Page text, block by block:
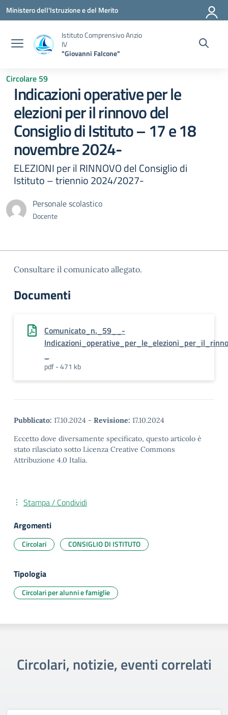
Vai ai contenuti
Vai al menu di navigazione
Vai al footer
Ministero dell'Istruzione e del Merito
Istituto Comprensivo Anzio
IV
"Giovanni Falcone"
Circolare 59
Indicazioni operative per le
elezioni per il rinnovo del
Consiglio di Istituto – 17 e 18
novembre 2024-
ELEZIONI per il RINNOVO del Consiglio di
Istituto – triennio 2024/2027-
Personale scolastico
Docente
Consultare il comunicato allegato.
Documenti
Comunicato_n._59__-
pdf - 471 kb
Pubblicato: 17.10.2024 - Revisione: 17.10.2024
Eccetto dove diversamente specificato, questo articolo è
stato rilasciato sotto Licenza Creative Commons
Attribuzione 4.0 Italia.
Stampa / Condividi
Argomenti
Circolari CONSIGLIO DI ISTITUTO
Tipologia
Circolari per alunni e famiglie
Circolari, notizie, eventi correlati